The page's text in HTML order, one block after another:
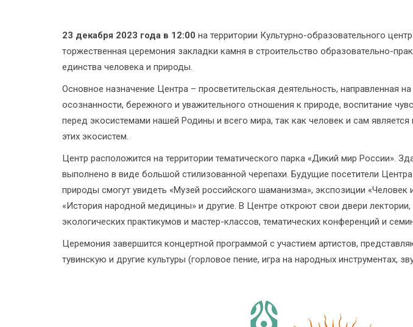
23 декабря 2023 года в 12:00 на территории Культурно-образовательного
торжественная церемония закладки камня в строительство образовательно-
единства человека и природы.
Основное назначение Центра – просветительская деятельность, направленная
осознанности, бережного и уважительного отношения к природе, воспитание
перед экосистемами нашей Родины и всего мира, так как человек и сам
этих экосистем.
Центр расположится на территории тематического парка «Дикий мир России».
выполнено в виде большой стилизованной черепахи. Будущие посетители
природы смогут увидеть «Музей российского шаманизма», экспозиции «Человек
«История народной медицины» и другие. В Центре откроют свои двери лектории,
экологических практикумов и мастер-классов, тематических конференций и
Церемония завершится концертной программой с участием артистов,
тувинскую и другие культуры (горловое пение, игра на народных инструментах,